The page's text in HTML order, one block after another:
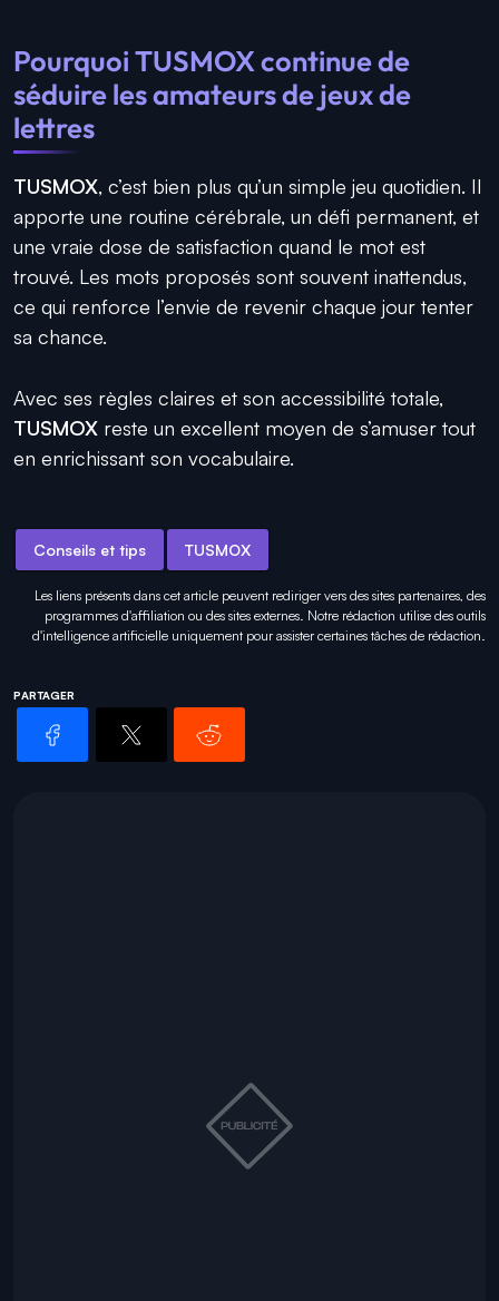
Pourquoi TUSMOX continue de
séduire les amateurs de jeux de
lettres
TUSMOX, c’est bien plus qu’un simple jeu quotidien. Il
apporte une routine cérébrale, un défi permanent, et
une vraie dose de satisfaction quand le mot est
trouvé. Les mots proposés sont souvent inattendus,
ce qui renforce l’envie de revenir chaque jour tenter
sa chance.
Avec ses règles claires et son accessibilité totale,
TUSMOX reste un excellent moyen de s’amuser tout
en enrichissant son vocabulaire.
Conseils et tips TUSMOX
Les liens présents dans cet article peuvent rediriger vers des sites partenaires, des
programmes d'affiliation ou des sites externes. Notre rédaction utilise des outils
d'intelligence artificielle uniquement pourassister certaines tâches de rédaction.
PARTAGER